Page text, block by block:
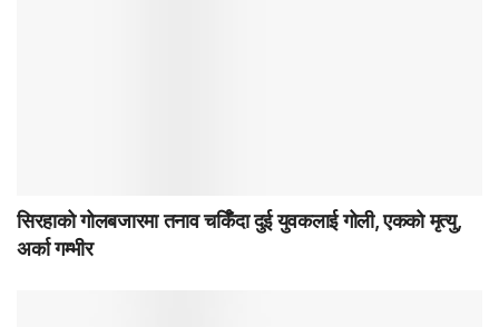
सिरहाको गोलबजारमा तनाव चर्किँदा दुई युवकलाई गोली, एकको मृत्यु,
अर्का गम्भीर